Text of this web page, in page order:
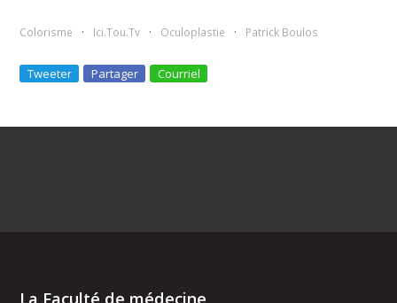
Colorisme Ici.Tou.Tv Oculoplastie Patrick Boulos
Tweeter Partager Courriel
La Faculté de médecine